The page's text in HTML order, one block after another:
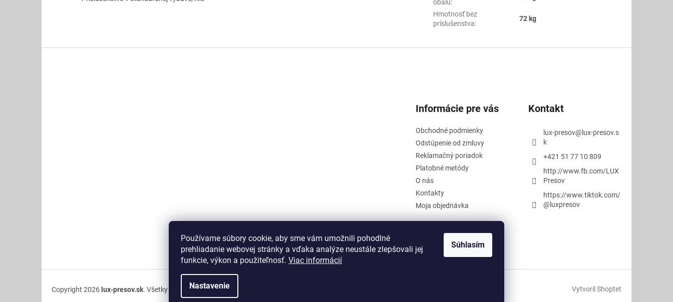
Používame súbory cookie, aby sme vám umožnili pohodlné
prehliadanie webovej stránky a vďaka analýze neustále zlepšovali jej
funkcie, výkon a použiteľnosť. Viac informácií
Nastavenie
Súhlasím
obalu:
Hmotnosť bez
príslušenstva:
72 kg
Informácie pre vás
Obchodné podmienky
Odstúpenie od zmluvy
Reklamačný poriadok
Platobné metódy
O nás
Kontakty
Moja objednávka
Kontakt
lux-presov@ lux-presov.s
k
+421 51 77 10 809
http://www.fb.com/LUX
Presov
https://www.tiktok.com/
@luxpresov
Vytvoril Shoptet
Copyright 2026 lux-presov.sk. Všetky práva vyhradené.